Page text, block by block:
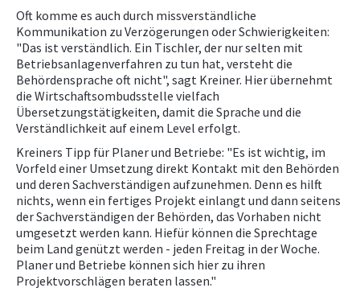
Oft komme es auch durch missverständliche
Kommunikation zu Verzögerungen oder Schwierigkeiten:
"Das ist verständlich. Ein Tischler, der nur selten mit
Betriebsanlagenverfahren zu tun hat, versteht die
Behördensprache oft nicht", sagt Kreiner. Hier übernehmt
die Wirtschaftsombudsstelle vielfach
Übersetzungstätigkeiten, damit die Sprache und die
Verständlichkeit auf einem Level erfolgt.
Kreiners Tipp für Planer und Betriebe: "Es ist wichtig, im
Vorfeld einer Umsetzung direkt Kontakt mit den Behörden
und deren Sachverständigen aufzunehmen. Denn es hilft
nichts, wenn ein fertiges Projekt einlangt und dann seitens
der Sachverständigen der Behörden, das Vorhaben nicht
umgesetzt werden kann. Hiefür können die Sprechtage
beim Land genützt werden - jeden Freitag in der Woche.
Planer und Betriebe können sich hier zu ihren
Projektvorschlägen beraten lassen."